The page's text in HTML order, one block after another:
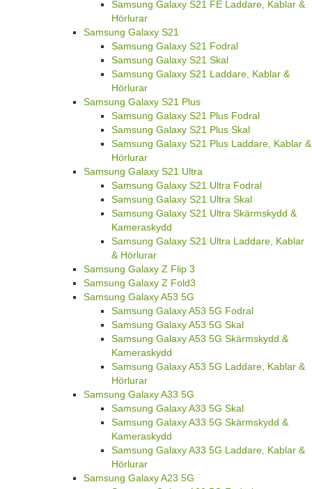
Samsung Galaxy S21 FE Laddare, Kablar &
Hörlurar
Samsung Galaxy S21
Samsung Galaxy S21 Fodral
Samsung Galaxy S21 Skal
Samsung Galaxy S21 Laddare, Kablar &
Hörlurar
Samsung Galaxy S21 Plus
Samsung Galaxy S21 Plus Fodral
Samsung Galaxy S21 Plus Skal
Samsung Galaxy S21 Plus Laddare, Kablar &
Hörlurar
Samsung Galaxy S21 Ultra
Samsung Galaxy S21 Ultra Fodral
Samsung Galaxy S21 Ultra Skal
Samsung Galaxy S21 Ultra Skärmskydd &
Kameraskydd
Samsung Galaxy S21 Ultra Laddare, Kablar
& Hörlurar
Samsung Galaxy Z Flip 3
Samsung Galaxy Z Fold3
Samsung Galaxy A53 5G
Samsung Galaxy A53 5G Fodral
Samsung Galaxy A53 5G Skal
Samsung Galaxy A53 5G Skärmskydd &
Kameraskydd
Samsung Galaxy A53 5G Laddare, Kablar &
Hörlurar
Samsung Galaxy A33 5G
Samsung Galaxy A33 5G Skal
Samsung Galaxy A33 5G Skärmskydd &
Kameraskydd
Samsung Galaxy A33 5G Laddare, Kablar &
Hörlurar
Samsung Galaxy A23 5G